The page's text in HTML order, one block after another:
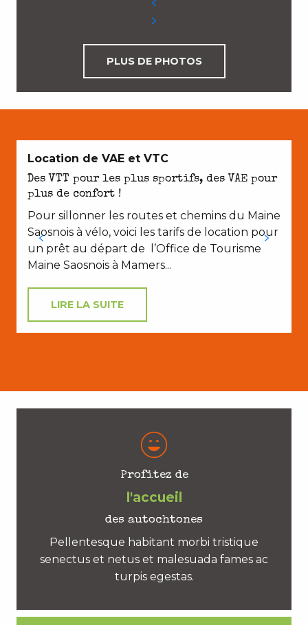
PLUS DE PHOTOS
Location de VAE et VTC
Des VTT pour les plus sportifs, des VAE pour
plus de confort !
Pour sillonner les routes et chemins du Maine
Saosnois à vélo, voici les tarifs de location pour
un prêt au départ de l’Office de Tourisme
Maine Saosnois à Mamers...
LIRE LA SUITE
Profitez de
l'accueil
des autochtones
Pellentesque habitant morbi tristique
senectus et netus et malesuada fames ac
turpis egestas.